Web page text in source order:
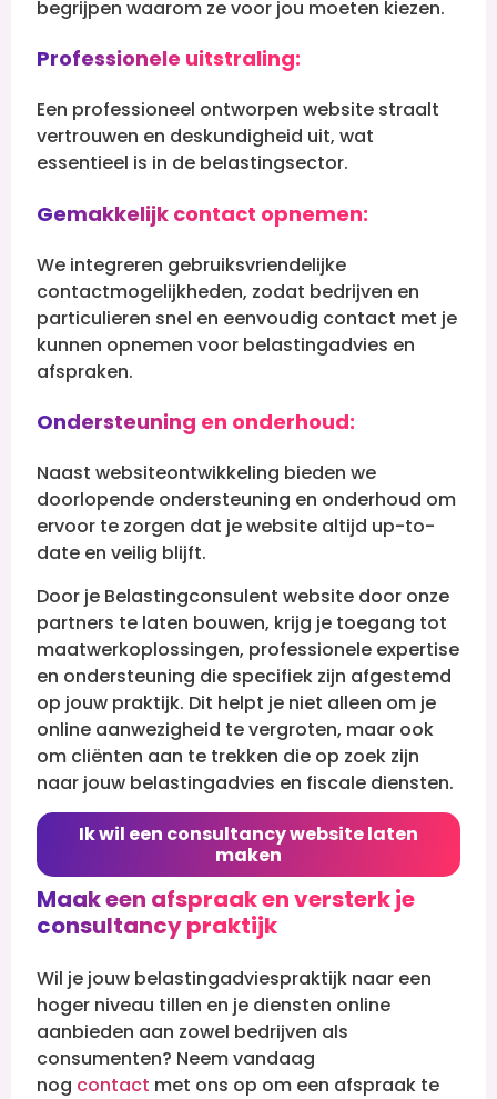
begrijpen waarom ze voor jou moeten kiezen.
Professionele uitstraling:
Een professioneel ontworpen website straalt
vertrouwen en deskundigheid uit, wat
essentieel is in de belastingsector.
Gemakkelijk contact opnemen:
We integreren gebruiksvriendelijke
contactmogelijkheden, zodat bedrijven en
particulieren snel en eenvoudig contact met je
kunnen opnemen voor belastingadvies en
afspraken.
Ondersteuning en onderhoud:
Naast websiteontwikkeling bieden we
doorlopende ondersteuning en onderhoud om
ervoor te zorgen dat je website altijd up-to-
date en veilig blijft.
Door je Belastingconsulent website door onze
partners te laten bouwen, krijg je toegang tot
maatwerkoplossingen, professionele expertise
en ondersteuning die specifiek zijn afgestemd
op jouw praktijk. Dit helpt je niet alleen om je
online aanwezigheid te vergroten, maar ook
om cliënten aan te trekken die op zoek zijn
naar jouw belastingadvies en fiscale diensten.
Ik wil een consultancy website laten
maken
Maak een afspraak en versterk je
consultancy praktijk
Wil je jouw belastingadviespraktijk naar een
hoger niveau tillen en je diensten online
aanbieden aan zowel bedrijven als
consumenten? Neem vandaag
nog contact met ons op om een afspraak te